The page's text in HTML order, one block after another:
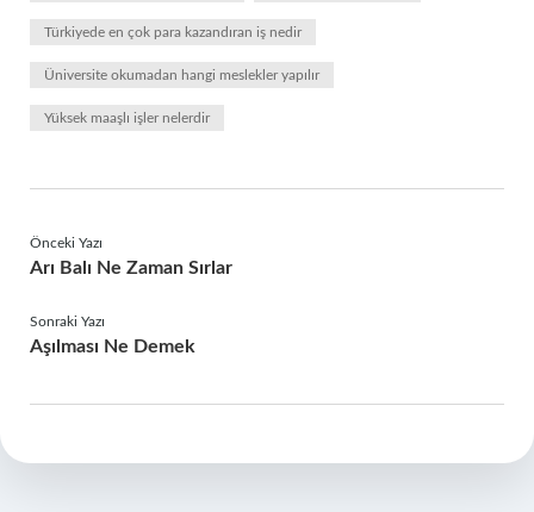
Türkiyede en çok para kazandıran iş nedir
Üniversite okumadan hangi meslekler yapılır
Yüksek maaşlı işler nelerdir
Önceki Yazı
Arı Balı Ne Zaman Sırlar
Sonraki Yazı
Aşılması Ne Demek